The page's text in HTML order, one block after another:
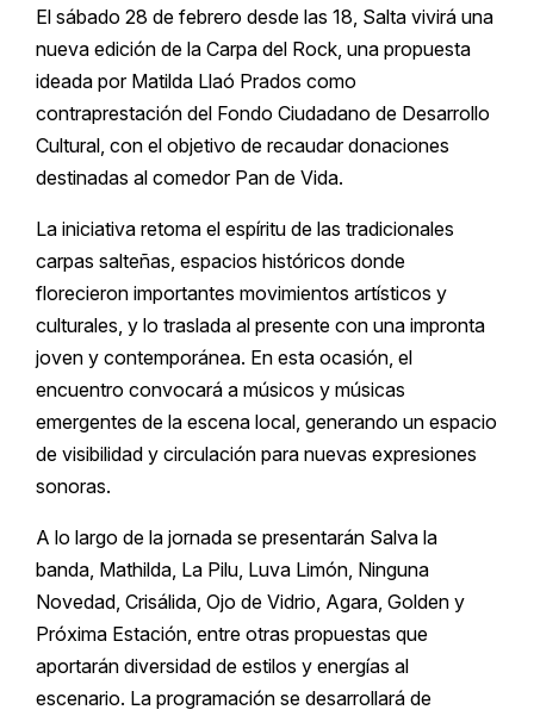
El sábado 28 de febrero desde las 18, Salta vivirá una
nueva edición de la Carpa del Rock, una propuesta
ideada por Matilda Llaó Prados como
contraprestación del Fondo Ciudadano de Desarrollo
Cultural, con el objetivo de recaudar donaciones
destinadas al comedor Pan de Vida.
La iniciativa retoma el espíritu de las tradicionales
carpas salteñas, espacios históricos donde
florecieron importantes movimientos artísticos y
culturales, y lo traslada al presente con una impronta
joven y contemporánea. En esta ocasión, el
encuentro convocará a músicos y músicas
emergentes de la escena local, generando un espacio
de visibilidad y circulación para nuevas expresiones
sonoras.
A lo largo de la jornada se presentarán Salva la
banda, Mathilda, La Pilu, Luva Limón, Ninguna
Novedad, Crisálida, Ojo de Vidrio, Agara, Golden y
Próxima Estación, entre otras propuestas que
aportarán diversidad de estilos y energías al
escenario. La programación se desarrollará de